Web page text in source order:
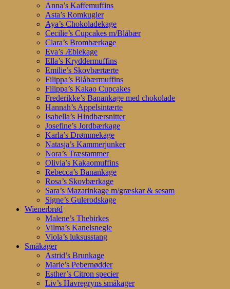
Anna’s Kaffemuffins
Asta’s Romkugler
Aya’s Chokoladekage
Cecilie’s Cupcakes m/Blåbær
Clara’s Brombærkage
Eva’s Æblekage
Ella’s Kryddermuffins
Emilie’s Skovbærtærte
Filippa’s Blåbærmuffins
Filippa’s Kakao Cupcakes
Frederikke’s Banankage med chokolade
Hannah’s Appelsintærte
Isabella’s Hindbærsnitter
Josefine’s Jordbærkage
Karla’s Drømmekage
Natasja’s Kammerjunker
Nora’s Træstammer
Olivia’s Kakaomuffins
Rebecca’s Banankage
Rosa’s Skovbærkage
Sara’s Mazarinkage m/græskar & sesam
Signe’s Gulerodskage
Wienerbrød
Malene’s Thebirkes
Vilma’s Kanelsnegle
Viola’s luksusstang
Småkager
Astrid’s Brunkage
Marie’s Pebernødder
Esther’s Citron specier
Liv’s Havregryns småkager